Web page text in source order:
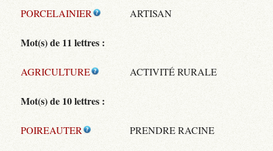
PORCELAINIER ARTISAN
Mot(s) de 11 lettres :
AGRICULTURE ACTIVITÉ RURALE
Mot(s) de 10 lettres :
POIREAUTER PRENDRE RACINE